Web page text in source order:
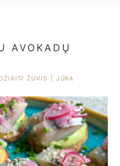
AVOKADŲ
♡ ŽUVIS | JŪRA